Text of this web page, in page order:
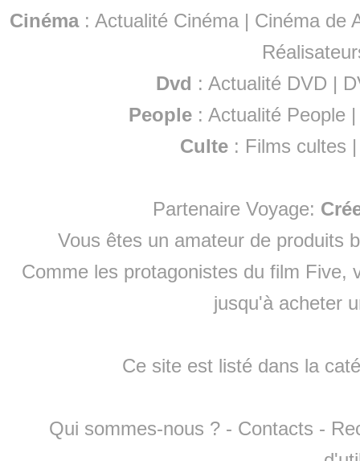
Cinéma: Actualité Cinéma | Cinéma de
Dvd : Actualité DVD |
People :Actualité People
Culte : Films cultes
Partenaire Voyage:
Vous êtes un amateur de produits
Comme les protagonistes du film Five,
jusqu'à acheter
Ce site est listé dans la
Qui sommes-nous ? - Contacts -